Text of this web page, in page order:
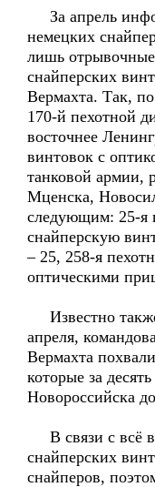
За апрель
немецких
лишь
снайперских
Вермахта. Так,
170-й пехотной
восточнее
винтовок с
танковой армии,
Мценска,
следующим: 25-я
снайперскую
– 25, 258-я
оптическими
Известно
апреля,
Вермахта
которые за
Новороссийска
В связи с всё
снайперских
снайперов,